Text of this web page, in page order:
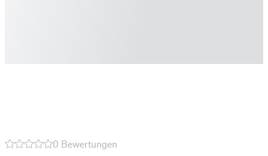
0 Bewertungen